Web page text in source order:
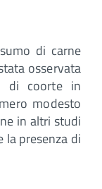
di carne
osservata
di coorte in
modesto
in altri studi
presenza di